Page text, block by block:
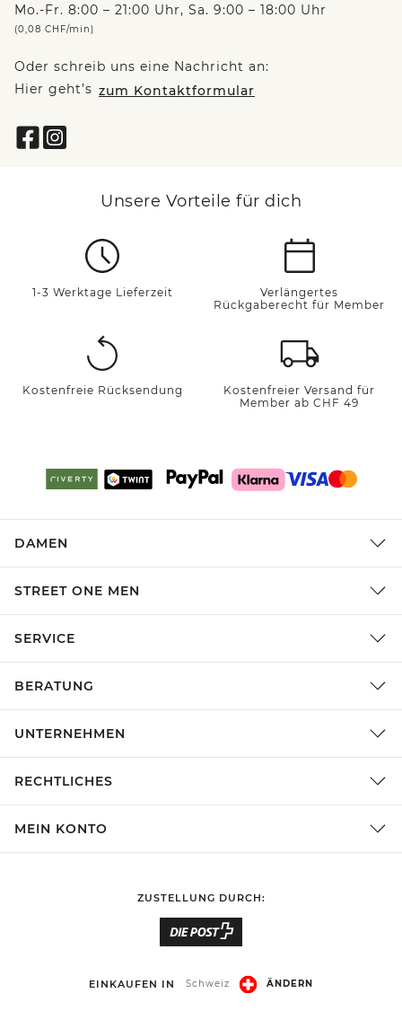
Mo.-Fr. 8:00 – 21:00 Uhr, Sa. 9:00 – 18:00 Uhr
(0,08 CHF/min)
Oder schreib uns eine Nachricht an:
Hier geht’s zum Kontaktformular
Unsere Vorteile für dich
1-3 Werktage Lieferzeit
Verlängertes
Rückgaberecht für Member
Kostenfreie Rücksendung
Kostenfreier Versand für
Member ab CHF 49
DAMEN
STREET ONE MEN
SERVICE
BERATUNG
UNTERNEHMEN
RECHTLICHES
MEIN KONTO
ZUSTELLUNG DURCH:
EINKAUFEN IN Schweiz ÄNDERN